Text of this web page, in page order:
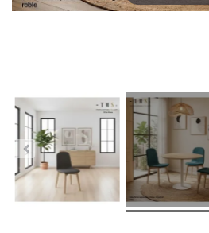
Exterior/jardín